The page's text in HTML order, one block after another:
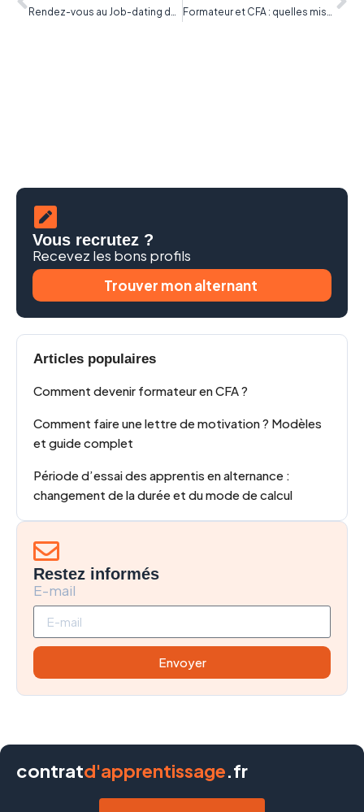
Vous recrutez ?
Recevez les bons profils
Trouver mon alternant
Articles populaires
Comment devenir formateur en CFA ?
Comment faire une lettre de motivation ? Modèles
et guide complet
Période d’essai des apprentis en alternance :
changement de la durée et du mode de calcul
Restez informés
E-mail
Envoyer
contratd'apprentissage.fr